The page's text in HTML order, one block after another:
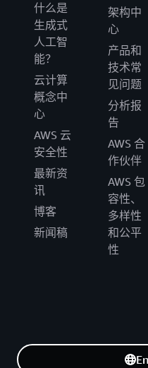
什么是
生成式
人工智
能？
云计算
概念中
心
AWS 云
安全性
最新资
讯
博客
新闻稿
架构中
心
产品和
技术常
见问题
分析报
告
AWS 合
作伙伴
AWS 包
容性、
多样性
和公平
性